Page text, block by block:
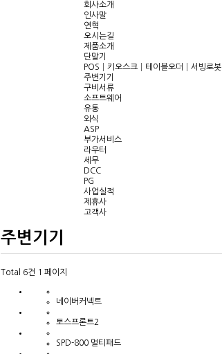
회사소개
인사말
연혁
오시는길
제품소개
단말기
POS│키오스크│테이블오더│서빙로봇
주변기기
구비서류
소프트웨어
유통
외식
ASP
부가서비스
라우터
세무
DCC
PG
사업실적
제휴사
고객사
FAQ
주변기기
Total 6건 1 페이지
네이버커넥트
토스프론트2
SPD-800 멀티패드